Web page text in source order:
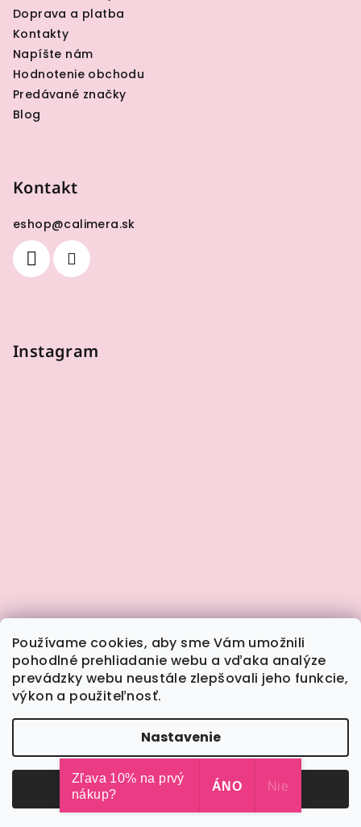
Používame cookies, aby sme Vám umožnili
pohodlné prehliadanie webu a vďaka analýze
prevádzky webu neustále zlepšovali jeho funkcie,
výkon a použiteľnosť.
Nastavenie
Odmietnuť Súhlasím
Doprava a platba
Kontakty
Napíšte nám
Hodnotenie obchodu
Predávané značky
Blog
Kontakt
eshop@calimera.sk
Instagram
Sledovať na Instagrame
Copyright 2026Calimera.sk. Všetky práva
vyhradené.Upraviť nastavenie cookies
Zľava 10% na prvý
nákup?
ÁNO Nie